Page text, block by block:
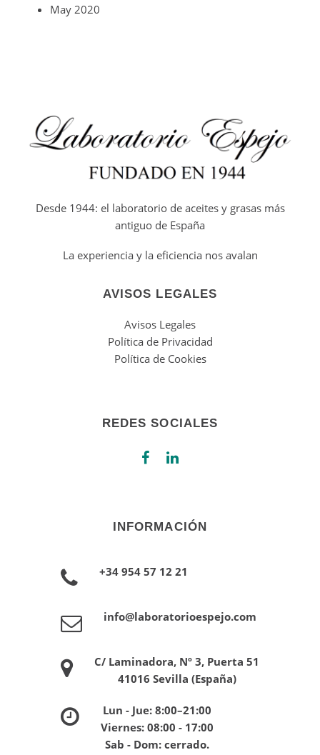
May 2020
Desde 1944: el laboratorio de aceites y grasas más
antiguo de España
La experiencia y la eficiencia nos avalan
AVISOS LEGALES
Avisos Legales
Política de Privacidad
Política de Cookies
REDES SOCIALES
INFORMACIÓN
+34 954 57 12 21
info@laboratorioespejo.com
C/ Laminadora, Nº 3, Puerta 51
41016 Sevilla (España)
Lun - Jue: 8:00–21:00
Viernes: 08:00 - 17:00
Sab - Dom: cerrado.